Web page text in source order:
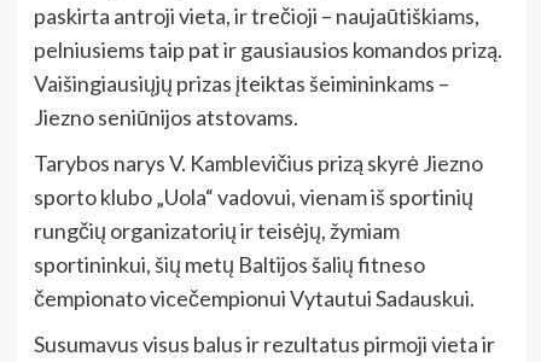
paskirta antroji vieta, ir trečioji – naujaūtiškiams,
pelniusiems taip pat ir gausiausios komandos prizą.
Vaišingiausiųjų prizas įteiktas šeimininkams –
Jiezno seniūnijos atstovams.
Tarybos narys V. Kamblevičius prizą skyrė Jiezno
sporto klubo „Uola“ vadovui, vienam iš sportinių
rungčių organizatorių ir teisėjų, žymiam
sportininkui, šių metų Baltijos šalių fitneso
čempionato vicečempionui Vytautui Sadauskui.
Susumavus visus balus ir rezultatus pirmoji vieta ir